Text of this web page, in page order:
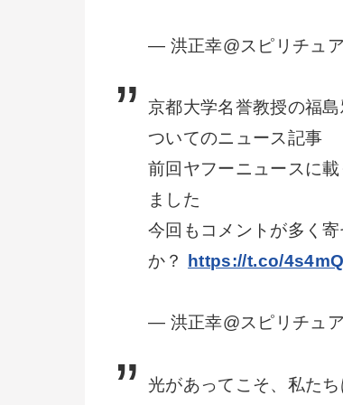
— 洪正幸@スピリチュ
京都大学名誉教授の福
ついてのニュース記事
前回ヤフーニュースに
ました
今回もコメントが多く
か？
https://t.co/
— 洪正幸@スピリチュ
光があってこそ、私た